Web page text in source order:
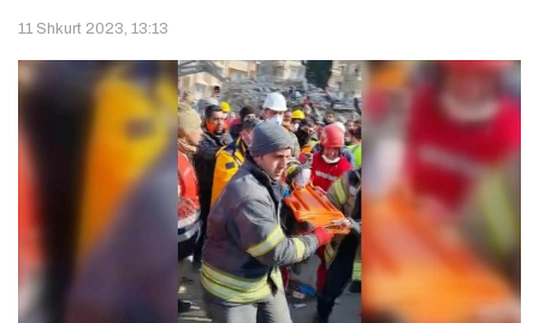
11 Shkurt 2023, 13:13